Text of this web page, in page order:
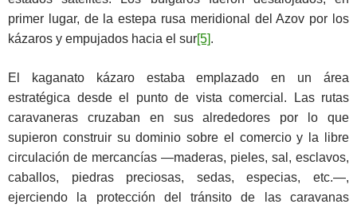
primer lugar, de la estepa rusa meridional del Azov por los
kázaros y empujados hacia el sur[5].
El kaganato kázaro estaba emplazado en un área
estratégica desde el punto de vista comercial. Las rutas
caravaneras cruzaban en sus alrededores por lo que
supieron construir su dominio sobre el comercio y la libre
circulación de mercancías —maderas, pieles, sal, esclavos,
caballos, piedras preciosas, sedas, especias, etc.—,
ejerciendo la protección del tránsito de las caravanas